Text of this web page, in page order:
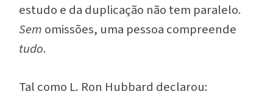
estudo e da duplicação não tem paralelo.
Sem omissões, uma pessoa compreende
tudo.
Tal como L. Ron Hubbard declarou: